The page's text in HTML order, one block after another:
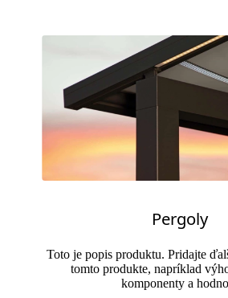
Pergoly
Toto je popis produktu. Pridajte
tomto produkte, napríklad
komponenty a